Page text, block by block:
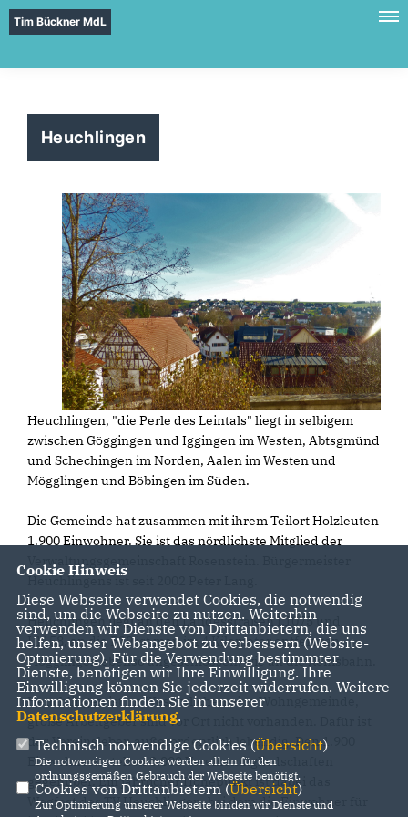
Tim Bückner MdL
Heuchlingen
Heuchlingen, "die Perle des Leintals" liegt in selbigem
zwischen Göggingen und Iggingen im Westen, Abtsgmünd
und Schechingen im Norden, Aalen im Westen und
Mögglingen und Böbingen im Süden.
Die Gemeinde hat zusammen mit ihrem Teilort Holzleuten
1.900 Einwohner. Sie ist das nördlichste Mitglied der
Verwaltungsgemeinschaft Rosenstein. Bürgermeister
Heuchlingens ist seit 2002 Peter Lang.
Heuchlingen liegt an den Landesstraßen L1075 und
L1158, an die B29 ist man im 4 Kilometer entfernten
Mögglingen ebenso angeschlossen, wie an die Remsbahn.
Heuchlingen ist im Wesentlichen eine Wohngemeinde,
große Arbeitgeber sind vor Ort nicht vorhanden. Dafür ist
das Vereinsleben außerordentlich lebendig. Den 1.900
Einwohnern stehen 3.000 Vereinsmitgliedschaften
gegenüber. Ein jährlicher Höhepunkt ist dabei das
Wegfest des TV Heuchlingen, bei dem die Einwohner für
Cookie Hinweis
Diese Webseite verwendet Cookies, die notwendig
sind, um die Webseite zu nutzen. Weiterhin
verwenden wir Dienste von Drittanbietern, die uns
helfen, unser Webangebot zu verbessern (Website-
Optmierung). Für die Verwendung bestimmter
Dienste, benötigen wir Ihre Einwilligung. Ihre
Einwilligung können Sie jederzeit widerrufen. Weitere
Informationen finden Sie in unserer
Datenschutzerklärung.
Technisch notwendige Cookies (Übersicht)
Die notwendigen Cookies werden allein für den
ordnungsgemäßen Gebrauch der Webseite benötigt.
Cookies von Drittanbietern (Übersicht)
Zur Optimierung unserer Webseite binden wir Dienste und